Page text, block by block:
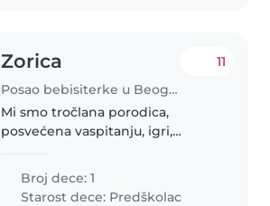
Zorica
Posao bebisiterke u Beograd
11
Mi smo tročlana porodica,
posvećena vaspitanju, igri,
Broj dece: 1
Starost dece: Predškolac